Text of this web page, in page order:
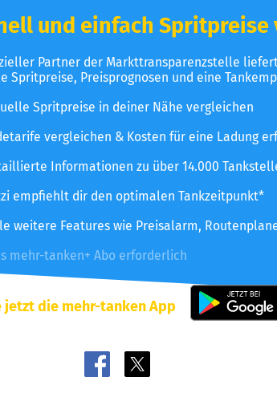
und einfach Spritpreise
Partner der Markttransparenzstelle
Spritpreise, Preisprognosen und eine
Spritpreise in deiner Nähe vergleichen
vergleichen & Kosten für eine Ladung
Informationen zu über 14.000
empfiehlt dir den optimalen Tankzeitpunkt*
weitere Features wie Preisalarm,
mehr-tanken+ Abo erforderlich
jetzt die mehr-tanken App